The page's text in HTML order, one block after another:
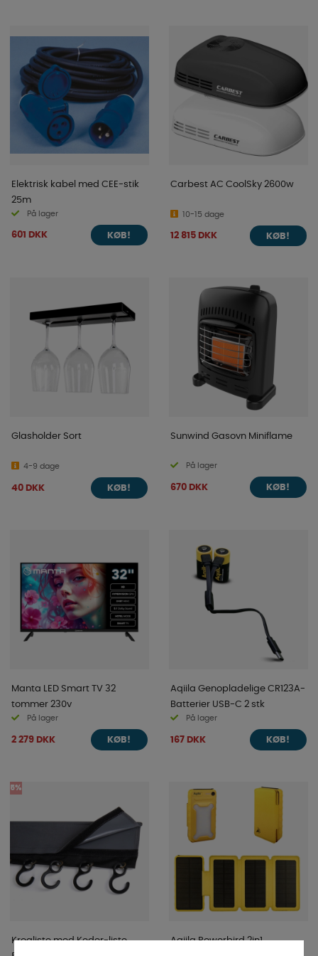
Elektrisk kabel med CEE-stik
25m
På lager
601 DKK KØB!
Carbest AC CoolSky 2600w
10-15 dage
12 815 DKK KØB!
Glasholder Sort
4-9 dage
40 DKK KØB!
Sunwind Gasovn Miniflame
På lager
670 DKK KØB!
Manta LED Smart TV 32
tommer 230v
På lager
2 279 DKK KØB!
Aqiila Genopladelige CR123A-
Batterier USB-C 2 stk
På lager
167 DKK KØB!
5%
Krogliste med Keder-liste
Aqiila Powerbird 2in1